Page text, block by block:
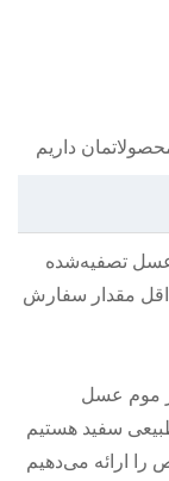
عسل تصفیه‌شده
مقدار سفارش
موم عسل
سفید هستیم
ارائه می‌دهیم